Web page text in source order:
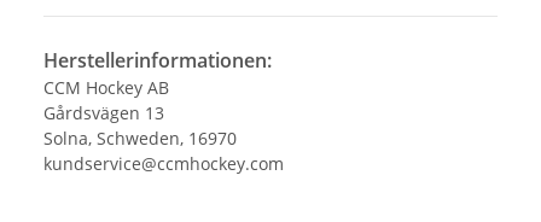
Herstellerinformationen:
CCM Hockey AB
Gårdsvägen 13
Solna, Schweden, 16970
kundservice@ccmhockey.com